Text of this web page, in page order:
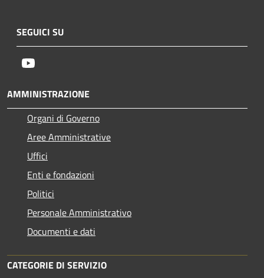
SEGUICI SU
AMMINISTRAZIONE
Organi di Governo
Aree Amministrative
Uffici
Enti e fondazioni
Politici
Personale Amministrativo
Documenti e dati
CATEGORIE DI SERVIZIO